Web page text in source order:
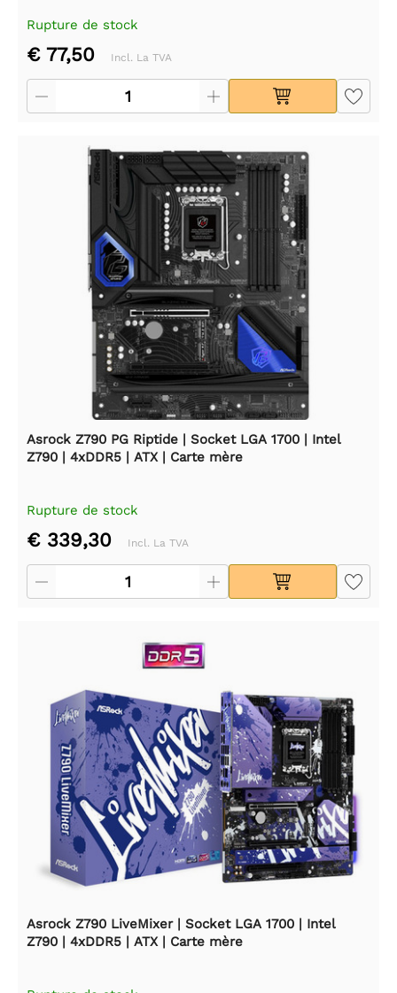
Rupture de stock
€ 77,50 Incl. La TVA
Asrock Z790 PG Riptide | Socket LGA 1700 | Intel
Z790 | 4xDDR5 | ATX | Carte mère
Rupture de stock
€ 339,30 Incl. La TVA
Asrock Z790 LiveMixer | Socket LGA 1700 | Intel
Z790 | 4xDDR5 | ATX | Carte mère